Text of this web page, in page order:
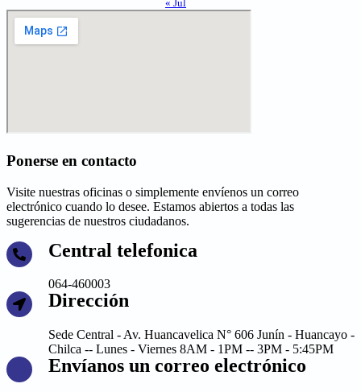
« Jul
Ponerse en contacto
Visite nuestras oficinas o simplemente envíenos un correo
electrónico cuando lo desee. Estamos abiertos a todas las
sugerencias de nuestros ciudadanos.
Central telefonica
064-460003
Dirección
Sede Central - Av. Huancavelica N° 606 Junín - Huancayo -
Chilca -- Lunes - Viernes 8AM - 1PM -- 3PM - 5:45PM
Envíanos un correo electrónico